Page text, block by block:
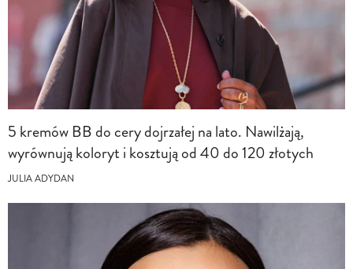
5 kremów BB do cery dojrzałej na lato. Nawilżają,
wyrównują koloryt i kosztują od 40 do 120 złotych
JULIA ADYDAN